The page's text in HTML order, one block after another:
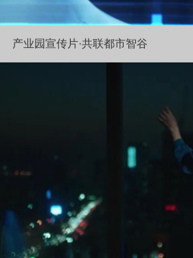
产业园宣传片·共联都市智谷